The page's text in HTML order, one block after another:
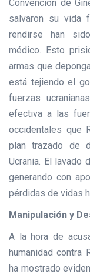
Convención de
salvaron su vida
rendirse han
médico. Esto
armas que
está tejiendo el
fuerzas
efectiva a las
occidentales que
plan trazado de
Ucrania. El lavado
generando con
pérdidas de vidas
Manipulación y
A la hora de
humanidad contra
ha mostrado